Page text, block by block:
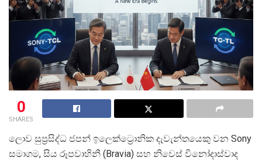
0
SHARES
ලොව සුප්‍රසිද්ධ ජපන් ඉලෙක්ට්‍රොනික දැවැන්තයෙකු වන Sony
සමාගම, සිය රූපවාහිනී (Bravia) සහ නිවෙස් විනෝදාස්වාද